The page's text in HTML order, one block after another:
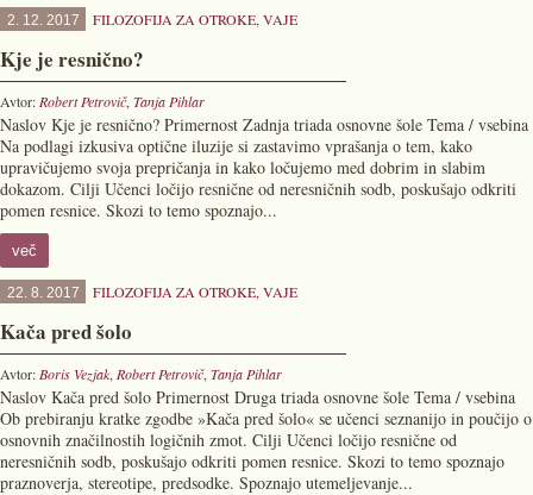
2. 12. 2017 FILOZOFIJA ZA OTROKE, VAJE
Kje je resnično?
Avtor: Robert Petrovič, Tanja Pihlar
Naslov Kje je resnično? Primernost Zadnja triada osnovne šole Tema / vsebina
Na podlagi izkusiva optične iluzije si zastavimo vprašanja o tem, kako
upravičujemo svoja prepričanja in kako ločujemo med dobrim in slabim
dokazom. Cilji Učenci ločijo resnične od neresničnih sodb, poskušajo odkriti
pomen resnice. Skozi to temo spoznajo...
več
22. 8. 2017 FILOZOFIJA ZA OTROKE, VAJE
Kača pred šolo
Avtor: Boris Vezjak, Robert Petrovič, Tanja Pihlar
Naslov Kača pred šolo Primernost Druga triada osnovne šole Tema / vsebina
Ob prebiranju kratke zgodbe »Kača pred šolo« se učenci seznanijo in poučijo o
osnovnih značilnostih logičnih zmot. Cilji Učenci ločijo resnične od
neresničnih sodb, poskušajo odkriti pomen resnice. Skozi to temo spoznajo
praznoverja, stereotipe, predsodke. Spoznajo utemeljevanje...